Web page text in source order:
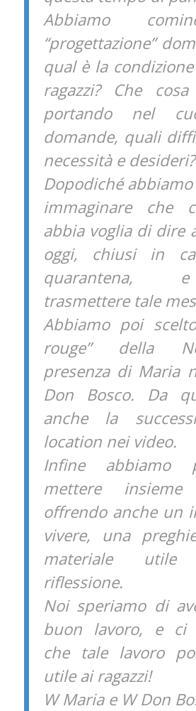
Abbiamo
“progettazione”
qual è la
ragazzi? Che
portando nel
domande, quali
necessità e desideri?
Dopodiché
immaginare che
abbia voglia di dire
oggi, chiusi in
quarantena,
trasmettere tale
Abbiamo poi
rouge” della
presenza di Maria
Don Bosco. Da
anche la
location nei video.
Infine abbiamo
mettere
offrendo anche un
vivere, una
materiale
riflessione.
Noi speriamo di
buon lavoro, e ci
che tale lavoro
utile ai ragazzi!
W Maria e W Don